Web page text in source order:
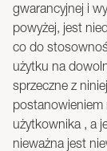
gwarancyjnej i
powyżej, jest
co do
użytku na
sprzeczne z
postanowieniem
użytkownika , a
nieważna jest